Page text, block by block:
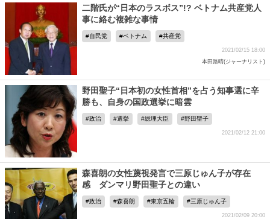
二階氏が“日本のラスボス”!? ベトナム共産党人
事に絡む複雑な事情
自民党 ベトナム 共産党
2021/02/15 18:00
本田路晴(ジャーナリスト)
野田聖子“日本初の女性首相”を占う知事選に辛
勝も、自身の国政選挙に暗雲
政治 選挙 総理大臣 野田聖子
2021/02/12 21:00
森喜朗の女性蔑視発言で三原じゅん子が存在
感 ダンマリ野田聖子との違い
政治 森喜朗 東京五輪 三原じゅん子
2021/02/09 20:00